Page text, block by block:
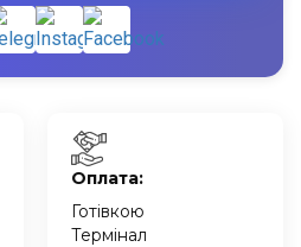
Оплата:
Готівкою
Термінал